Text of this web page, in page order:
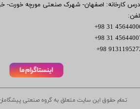
کارخانه: اصفهان- شهرک صنعتی مورچه خورت- خیابان
45644006 31
45644007 31
9131195272
تمام حقوق این سایت متعلق به گروه صنعتی